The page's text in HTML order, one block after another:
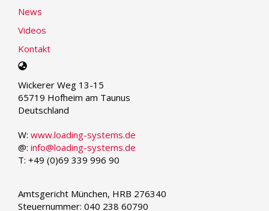
News
Videos
Kontakt
Select
language
Wickerer Weg 13-15
65719 Hofheim am Taunus
Deutschland
W: www.loading-systems.de
@: info@loading-systems.de
T: +49 (0)69 339 996 90
Amtsgericht München, HRB 276340
Steuernummer: 040 238 60790